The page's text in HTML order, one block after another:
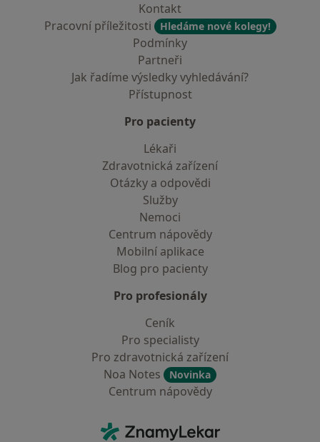
Kontakt
Pracovní příležitosti
Hledáme nové kolegy!
Podmínky
Partneři
Jak řadíme výsledky vyhledávání?
Přístupnost
Pro pacienty
Lékaři
Zdravotnická zařízení
Otázky a odpovědi
Služby
Nemoci
Centrum nápovědy
Mobilní aplikace
Blog pro pacienty
Pro profesionály
Ceník
Pro specialisty
Pro zdravotnická zařízení
Noa Notes
Novinka
Centrum nápovědy
ZnamyLekar - Hlavní stránka